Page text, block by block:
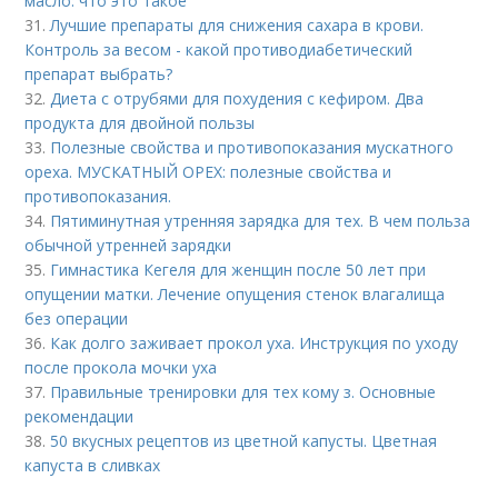
31.Лучшие препараты для снижения сахара в крови.
Контроль за весом - какой противодиабетический
препарат выбрать?
32.Диета с отрубями для похудения с кефиром. Два
продукта для двойной пользы
33. Полезные свойства и противопоказания мускатного
ореха. МУСКАТНЫЙ ОРЕХ: полезные свойства и
противопоказания.
34. Пятиминутная утренняя зарядка для тех. В чем польза
обычной утренней зарядки
35. Гимнастика Кегеля для женщин после 50 лет при
опущении матки. Лечение опущения стенок влагалища
без операции
36. Как долго заживает прокол уха. Инструкция по уходу
после прокола мочки уха
37. Правильные тренировки для тех кому з. Основные
рекомендации
38. 50 вкусных рецептов из цветной капусты. Цветная
капуста в сливках